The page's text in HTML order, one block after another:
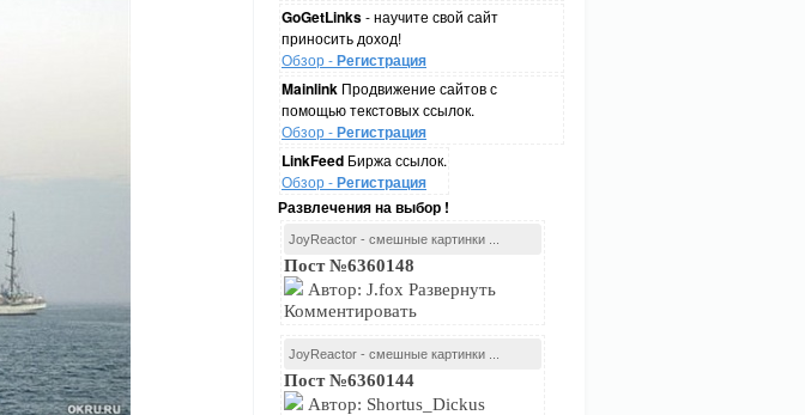
GoGetLinks- научите свой сайт
приносить доход!
Обзор -Регистрация
Mainlink Продвижение сайтов с
помощью текстовых ссылок.
Обзор -Регистрация
LinkFeed Биржа ссылок.
Обзор -Регистрация
Развлечения на выбор !
JoyReactor - смешные картинки ...
Пост №6360148
Автор: J.fox Развернуть
Комментировать
JoyReactor - смешные картинки ...
Пост №6360144
Автор: Shortus_Dickus